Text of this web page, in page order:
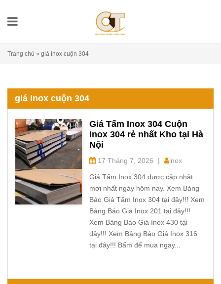
Trang chủ » giá inox cuộn 304
giá inox cuộn 304
Giá Tấm Inox 304 Cuộn
Inox 304 rẻ nhất Kho tại Hà
Nội
17 Tháng 7, 2026 | inox
Giá Tấm Inox 304 được cập nhật
mới nhất ngày hôm nay. Xem Bảng
Báo Giá Tấm Inox 304 tại đây!!! Xem
Bảng Báo Giá Inox 201 tại đây!!!
Xem Bảng Báo Giá Inox 430 tại
đây!!! Xem Bảng Báo Giá Inox 316
tại đây!!! Bấm để mua ngay...